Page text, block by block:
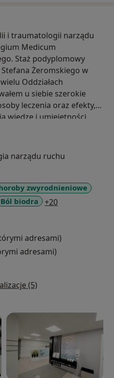
i traumatologii narządu
Medicum
Staż podyplomowy
Żeromskiego w
Oddziałach
u siebie szerokie
leczenia oraz efekty,
wiedzę i umiejętności
kursy i szkolenia w
oraz ultrasonografii
jak i zagranicą.
urazów
problemów
(m.in. łokieć
kaletek, ostroga piętowa,
i kanału nerwu
Wykonuje USG
zainteresowań
leczeniu metodami
małoinwazyjnymi.
Towarzystwa
Polskiego Towarzystwa
Polskiego Towarzystwa
narządu ruchu
zwyrodnieniowe
Ból biodra +20
adresami)
adresami)
(5)